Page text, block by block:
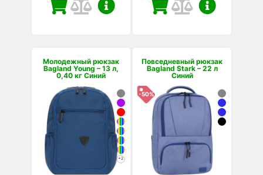
Молодежный рюкзак
Bagland Young – 13 л,
0,40 кг Синий
+2
Повседневный рюкзак
Bagland Stark – 22 л
Синий
-50%